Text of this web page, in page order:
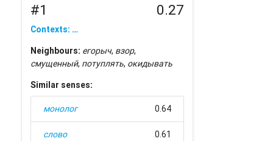
#1 0.27
Contexts: …
Neighbours: егорыч, взор,
смущенный, потуплять, окидывать
Similar senses:
монолог 0.64
слово 0.61